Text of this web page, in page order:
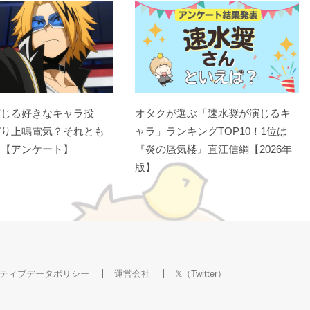
る好きなキャラ投
上鳴電気？それとも
アンケート】
オタクが選ぶ「速水奨が演じるキ
ャラ」ランキングTOP10！1位は
『炎の蜃気楼』直江信綱【2026年
版】
ィブデータポリシー 運営会社 𝕏（Twitter）